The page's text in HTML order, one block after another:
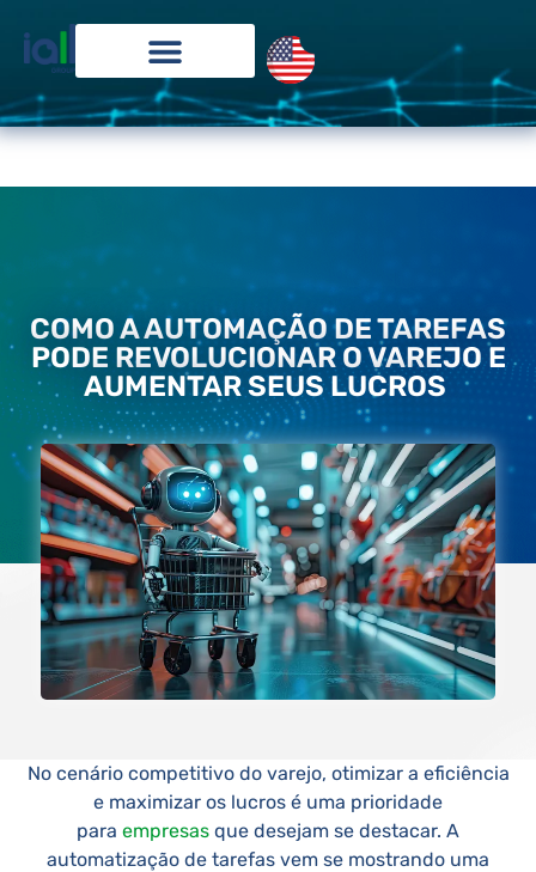
COMO A AUTOMAÇÃO DE TAREFAS
PODE REVOLUCIONAR O VAREJO E
AUMENTAR SEUS LUCROS
No cenário competitivo do varejo, otimizar a eficiência
e maximizar os lucros é uma prioridade
para empresas que desejam se destacar. A
automatização de tarefas vem se mostrando uma